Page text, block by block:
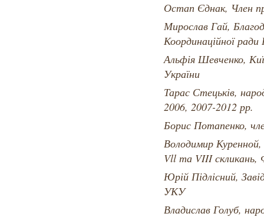
Остап Єднак, Член
Мирослав Гай,
Координаційної
Альфія Шевченко,
України
Тарас Стецьків,
2006, 2007-2012 рр.
Борис Потапенко,
Володимир
Vll та VIII скликань,
Юрій Підлісний,
УКУ
Владислав Голуб,